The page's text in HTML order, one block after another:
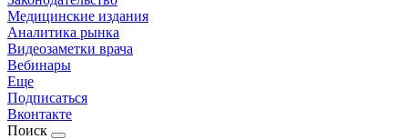
Медицинские издания
Аналитика рынка
Видеозаметки врача
Вебинары
Еще
Подписаться
Вконтакте
Поиск